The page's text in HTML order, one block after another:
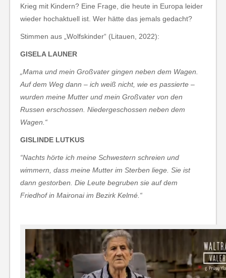
Krieg mit Kindern? Eine Frage, die heute in Europa leider
wieder hochaktuell ist. Wer hätte das jemals gedacht?
Stimmen aus „Wolfskinder“ (Litauen, 2022):
GISELA LAUNER
„Mama und mein Großvater gingen neben dem Wagen.
Auf dem Weg dann – ich weiß nicht, wie es passierte –
wurden meine Mutter und mein Großvater von den
Russen erschossen. Niedergeschossen neben dem
Wagen.“
GISLINDE LUTKUS
“Nachts hörte ich meine Schwestern schreien und
wimmern, dass meine Mutter im Sterben liege. Sie ist
dann gestorben. Die Leute begruben sie auf dem
Friedhof in Maironai im Bezirk Kelmé.“